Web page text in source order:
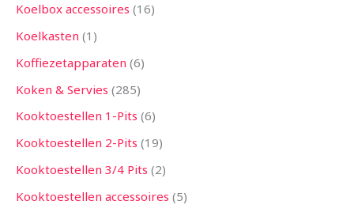
Koelbox accessoires 16
Koelkasten 1
Koffiezetapparaten 6
Koken & Servies 285
Kooktoestellen 1-Pits 6
Kooktoestellen 2-Pits 19
Kooktoestellen 3/4 Pits 2
Kooktoestellen accessoires 5